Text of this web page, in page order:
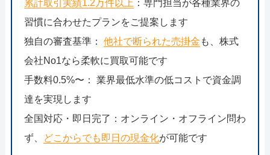
累計取引実績1.2万件以上 ：専門担当が各種業界の
習慣に合わせたプランをご提案します
独自の審査基準： 他社で断られた売掛金 も、株式
会社No1なら柔軟に買取可能です
手数料0.5%〜： 業界最低水準の低コストで資金調
達を実現します
全国対応・即日完了：オンライン・オフライン問わ
ず、
どこからでも即日の現金化が可能です